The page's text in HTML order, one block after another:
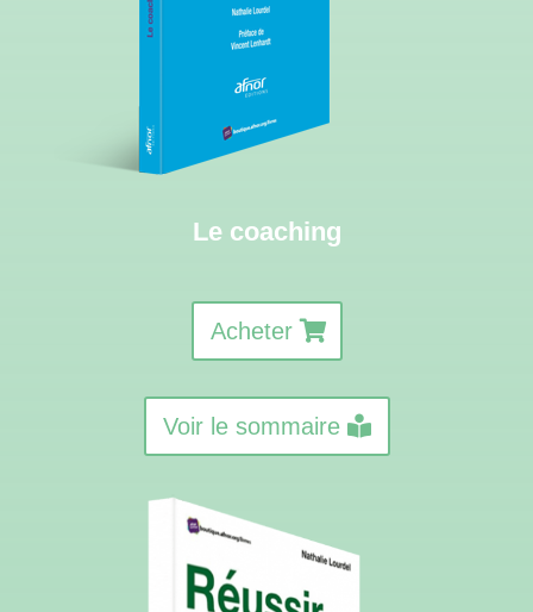
Le coaching
Acheter
Voir le sommaire